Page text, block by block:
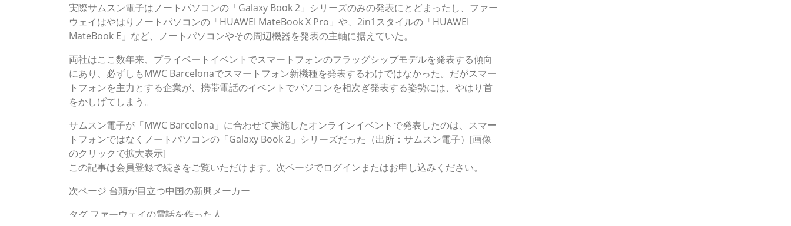
実際サムスン電子はノートパソコンの「Galaxy Book 2」シリーズのみの発表にとどまったし、ファー
ウェイはやはりノートパソコンの「HUAWEI MateBook X Pro」や、2in1スタイルの「HUAWEI
MateBook E」など、ノートパソコンやその周辺機器を発表の主軸に据えていた。
両社はここ数年来、プライベートイベントでスマートフォンのフラッグシップモデルを発表する傾向
にあり、必ずしもMWC Barcelonaでスマートフォン新機種を発表するわけではなかった。だがスマー
トフォンを主力とする企業が、携帯電話のイベントでパソコンを相次ぎ発表する姿勢には、やはり首
をかしげてしまう。
サムスン電子が「MWC Barcelona」に合わせて実施したオンラインイベントで発表したのは、スマー
トフォンではなくノートパソコンの「Galaxy Book 2」シリーズだった（出所：サムスン電子）[画像
のクリックで拡大表示]
この記事は会員登録で続きをご覧いただけます。次ページでログインまたはお申し込みください。
次ページ 台頭が目立つ中国の新興メーカー
タグ ファーウェイの電話を作った人